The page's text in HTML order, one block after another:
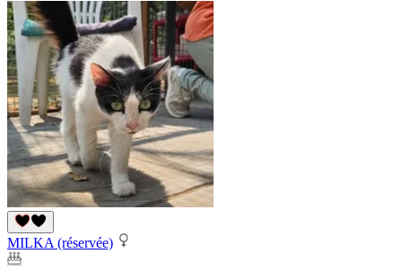
MILKA (réservée)